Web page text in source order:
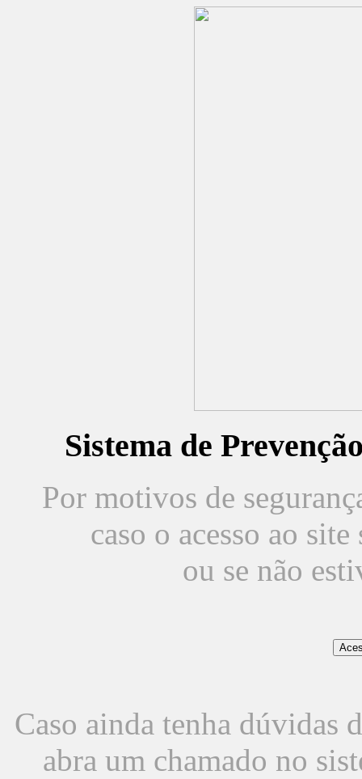
Sistema de
Por motivos de
caso o acesso ao
ou se não
Caso ainda tenha dúvidas
abra um chamado no